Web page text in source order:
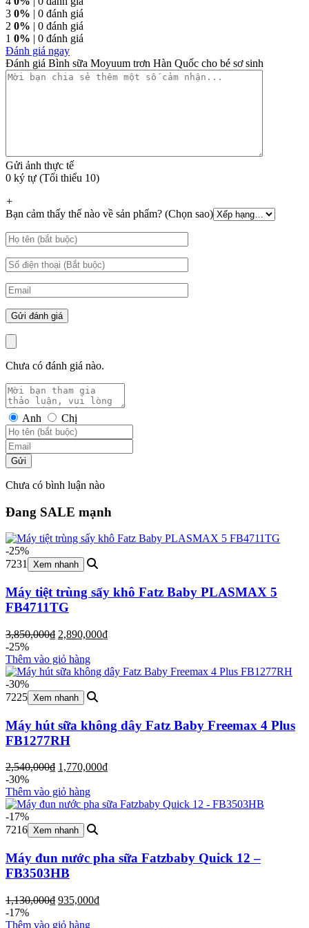
3 0% | 0 đánh giá
2 0% | 0 đánh giá
1 0% | 0 đánh giá
Đánh giá ngay
Đánh giá Bình sữa Moyuum trơn Hàn Quốc cho bé sơ sinh
Gửi ảnh thực tế
0 ký tự (Tối thiểu 10)
+
Bạn cảm thấy thế nào về sản phẩm? (Chọn sao)
Chưa có đánh giá nào.
Anh Chị
Gửi
Chưa có bình luận nào
Đang SALE mạnh
-25%
7231 Xem nhanh
Máy tiệt trùng sấy khô Fatz Baby PLASMAX 5
FB4711TG
3,850,000₫ Giá
là:
3,850,000₫.
2,890,000₫Giá
là:
-25%
Thêm vào giỏ hàng
-30%
7225 Xem nhanh
Máy hút sữa không dây Fatz Baby Freemax 4 Plus
FB1277RH
2,540,000₫ Giá
là:
2,540,000₫.
1,770,000₫Giá
là:
-30%
Thêm vào giỏ hàng
-17%
7216 Xem nhanh
Máy đun nước pha sữa Fatzbaby Quick 12 –
FB3503HB
1,130,000₫ Giá
là:
935,000₫Giá
-17%
Thêm vào giỏ hàng